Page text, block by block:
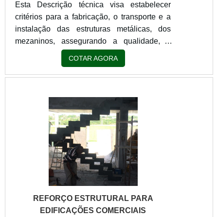
Esta Descrição técnica visa estabelecer
critérios para a fabricação, o transporte e a
instalação das estruturas metálicas, dos
mezaninos, assegurando a qualidade, a
segurança, a funcionalidade e a durabilidade
das mesmas, conforme projetos executivos e
normas técnicas vigentes. O objetivo
montagem das estruturas metálicas,
incluindo, mas não se limitando a: Perfis
metálicos (vigas, colunas, treliças, etc.);
Chapas e conexões metálicas; Parafusos;
Chumbadores e Elementos de fixação;
Pintura e proteção anticorrosiva; Montagem
e soldagem em campo. NORMAS
APLICÁVEIS: ABNT NBR 8800 — Projeto
de Estruturas de Aço e de Estruturas Mistas
de Aço e Concreto de Edifícios; ABNT NBR
COTAR AGORA
REFORÇO ESTRUTURAL PARA
EDIFICAÇÕES COMERCIAIS